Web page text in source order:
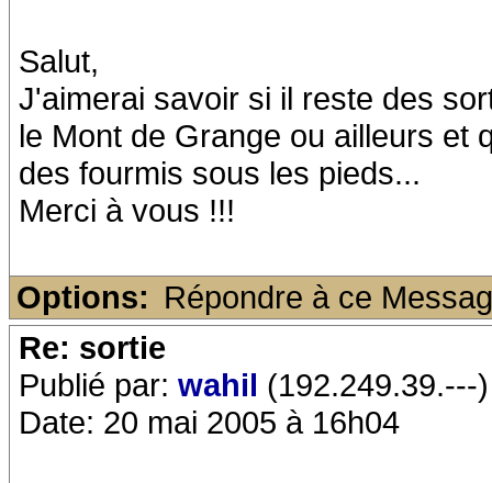
Salut,
J'aimerai savoir si il reste des
le Mont de Grange ou ailleurs et
des fourmis sous les pieds...
Merci à vous !!!
Options: Répondre à ce
Re: sortie
Publié par: wahil (192.249.39.---)
Date: 20 mai 2005 à 16h04